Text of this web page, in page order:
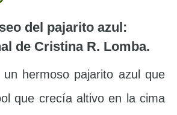
del pajarito azul:
de Cristina R. Lomba.
hermoso pajarito azul que
que crecía altivo en la cima